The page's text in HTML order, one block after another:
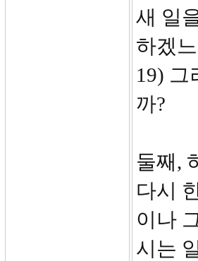
새 일
하겠
19) 그
까?
둘째,
다시
이나
시는